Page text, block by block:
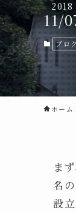
2018
11/
ブロ
ホーム
ま
名
設